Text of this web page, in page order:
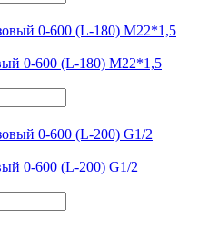
0-600 (L-180) М22*1,5
0-600 (L-200) G1/2